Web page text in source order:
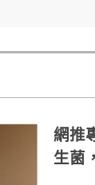
網推
生菌